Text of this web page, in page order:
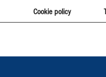
Cookie policy